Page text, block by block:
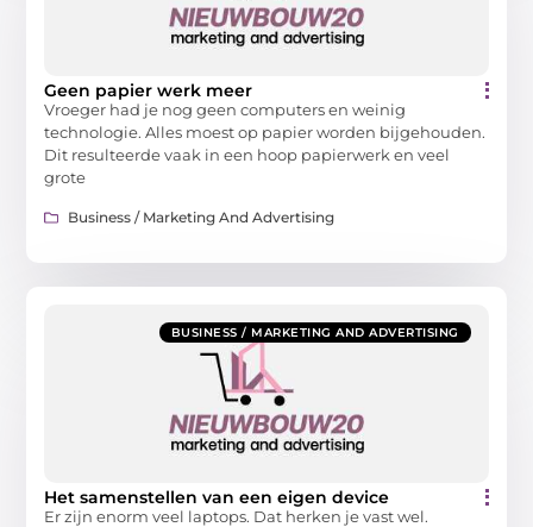
Geen papier werk meer
Vroeger had je nog geen computers en weinig
technologie. Alles moest op papier worden bijgehouden.
Dit resulteerde vaak in een hoop papierwerk en veel
grote
Business / Marketing And Advertising
BUSINESS / MARKETING AND ADVERTISING
Het samenstellen van een eigen device
Er zijn enorm veel laptops. Dat herken je vast wel.